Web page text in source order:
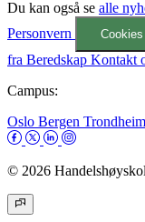
Du kan også se alle
Personvern
Cookies
fra Beredskap Kontakt
Campus:
Oslo Bergen Trondheim
© 2026